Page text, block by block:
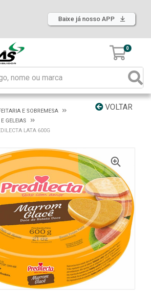
Baixe já nosso APP
0
VOLTAR
E SOBREMESA
GELEIAS
LATA 600G